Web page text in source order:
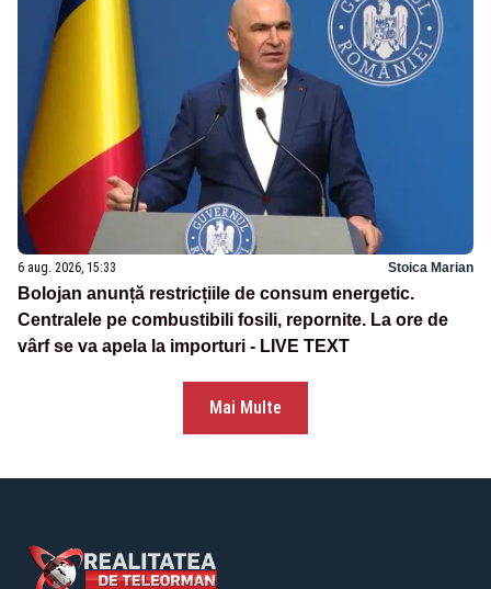
6 aug. 2026, 15:33 Stoica Marian
Bolojan anunță restricțiile de consum energetic.
Centralele pe combustibili fosili, repornite. La ore de
vârf se va apela la importuri - LIVE TEXT
Mai Multe